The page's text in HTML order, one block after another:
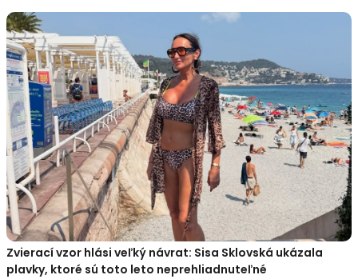
Zvierací vzor hlási veľký návrat: Sisa Sklovská ukázala
plavky, ktoré sú toto leto neprehliadnuteľné